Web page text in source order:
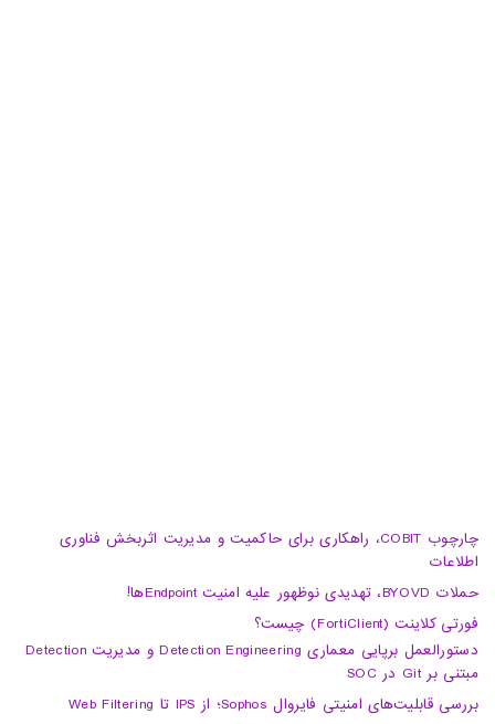
چارچوب COBIT، راهکاری برای حاکمیت و مدیریت اثربخش فناوری
اطلاعات
حملات BYOVD، تهدیدی نوظهور علیه امنیت Endpointها!
فورتی کلاینت (FortiClient) چیست؟
دستورالعمل برپایی معماری Detection Engineering و مدیریت Detection
مبتنی بر Git در SOC
بررسی قابلیت‌های امنیتی فایروال Sophos؛ از IPS تا Web Filtering